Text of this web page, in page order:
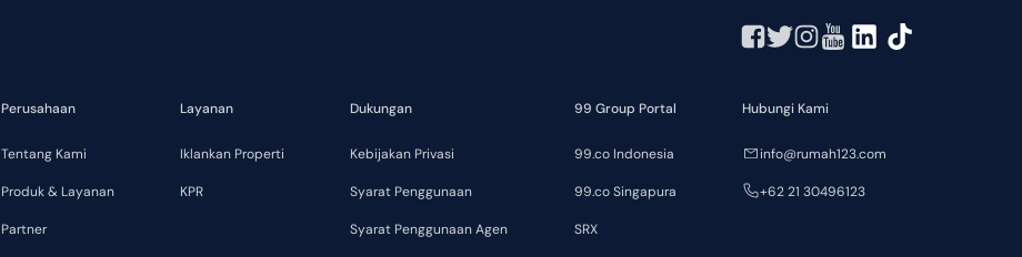
Perusahaan
Tentang Kami
Produk & Layanan
Partner
Layanan
Iklankan Properti
KPR
Dukungan
Kebijakan Privasi
Syarat Penggunaan
Syarat Penggunaan Agen
99 Group Portal
99.co Indonesia
99.co Singapura
SRX
Hubungi Kami
info@rumah123.com
+62 21 30496123